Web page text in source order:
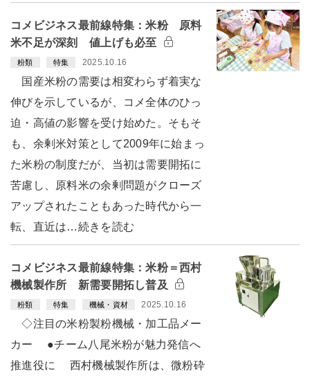
コメビジネス最前線特集：米粉 原料
米不足が深刻 値上げも必至
粉類 特集 2025.10.16
国産米粉の需要は相変わらず着実な
伸びを示しているが、コメ全体のひっ
迫・高値の影響を受け始めた。そもそ
も、余剰米対策として2009年に始まっ
た米粉の制度だが、当初は需要開拓に
苦慮し、原料米の余剰問題がクローズ
アップされたこともあった時代から一
転、直近は…続きを読む
コメビジネス最前線特集：米粉＝西村
機械製作所 新需要開拓し普及
粉類 特集 機械・資材 2025.10.16
◇注目の米粉製粉機械・加工品メー
カー ●チーム八尾米粉が魅力発信へ
推進役に 西村機械製作所は、微粉砕